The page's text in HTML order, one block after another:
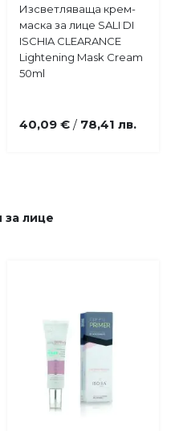
Добави
в
любими
Купи
Изсветляваща крем-
маска за лице SALI DI
ISCHIA CLEARANCE
Lightening Mask Cream
50ml
40,09 € / 78,41 лв.
лице